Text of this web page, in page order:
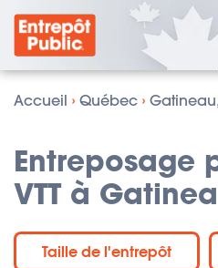
Accueil › Québec ›
Entreposage
VTT à
Taille de l'entrepôt